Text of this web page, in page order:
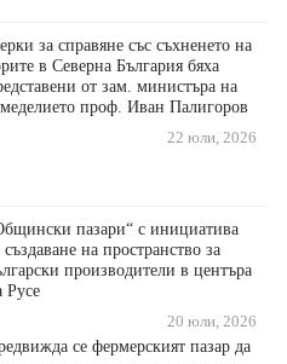
за справяне със съхненето на
в Северна България бяха
от зам. министъра на
проф. Иван Палигоров
22 юли, 2026
пазари“ с инициатива
създаване на пространство за
производители в центъра
Русе
20 юли, 2026
се фермерският пазар да